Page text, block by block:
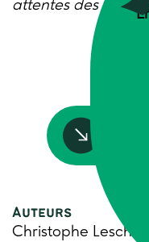
attentes des
Auteurs
Christophe